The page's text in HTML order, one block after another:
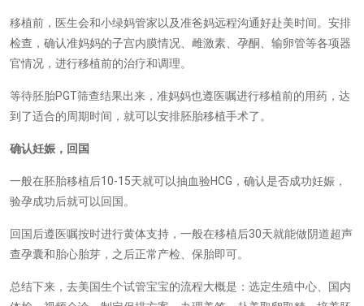
移植前，医生会和小绿妈管家以及准爸妈远程沟通好赴美时间。安排
检查，确认准妈妈的子宫内膜情况、雌激素、孕酮、输卵管等各项器
官情况，进行移植前的治疗和调理。
等待胚胎PGT筛查结果出来，准妈妈也遵医嘱进行移植前的用药，达
到了适合的周期时间，就可以安排胚胎移植手术了。
确认妊娠，回国
一般在胚胎移植后10-15天就可以抽血验HCG，确认是否成功妊娠，
验孕成功后就可以回国。
回国后遵医嘱按时进行黄体支持，一般在移植后30天就能做阴道超声
查孕囊和胎心胎芽，之后正常产检、保胎即可。
总结下来，去美国生个试管宝宝的流程大概是：选定生殖中心、国内